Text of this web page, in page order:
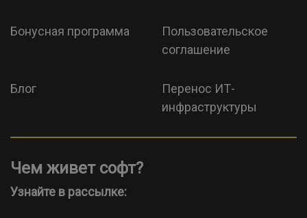
Бонусная программа
Пользовательское
соглашение
Блог
Перенос ИТ-
инфраструктуры
Чем живет софт?
Узнайте в рассылке: